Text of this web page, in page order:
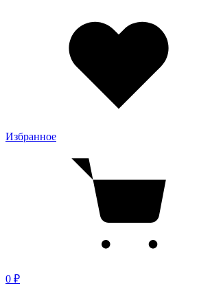
Избранное
0 ₽